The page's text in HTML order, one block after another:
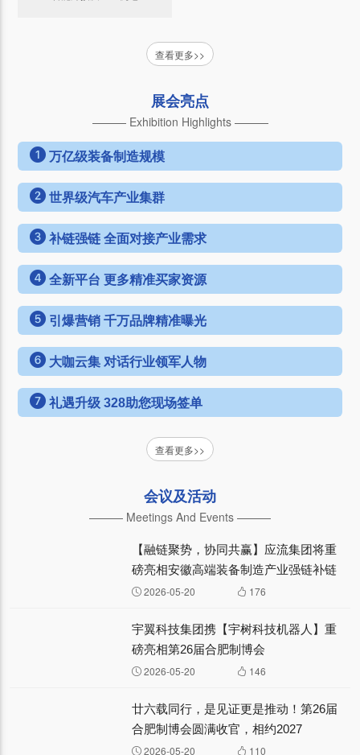
查看更多>>
展会亮点
——— Exhibition Highlights ———
万亿级装备制造规模
世界级汽车产业集群
补链强链 全面对接产业需求
全新平台 更多精准买家资源
引爆营销 千万品牌精准曝光
大咖云集 对话行业领军人物
礼遇升级 328助您现场签单
查看更多>>
会议及活动
——— Meetings And Events ———
【融链聚势，协同共赢】应流集团将重
磅亮相安徽高端装备制造产业强链补链
协同发展对接会
2026-05-20 176
宇翼科技集团携【宇树科技机器人】重
磅亮相第26届合肥制博会
2026-05-20
146
廿六载同行，是见证更是推动！第26届
合肥制博会圆满收官，相约2027
2026-05-20
110